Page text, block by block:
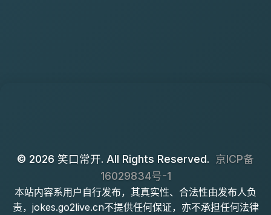
© 2026 笑口常开. All Rights Reserved. 京ICP备
16029834号-1
本站内容系用户自行发布，其真实性、合法性由发布人负
责，jokes.go2live.cn不提供任何保证，亦不承担任何法律